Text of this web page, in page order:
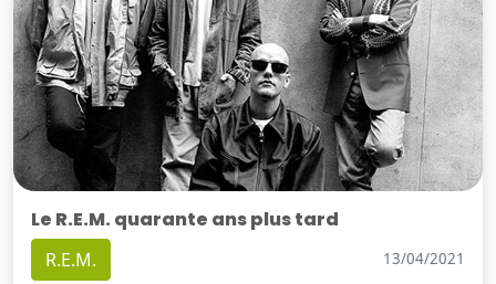
Le R.E.M. quarante ans plus tard
R.E.M. 13/04/2021